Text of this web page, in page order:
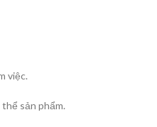
việc.
sản phẩm.